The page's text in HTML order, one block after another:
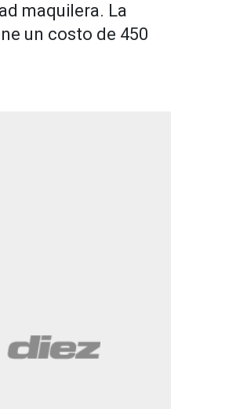
maquilera. La
un costo de 450